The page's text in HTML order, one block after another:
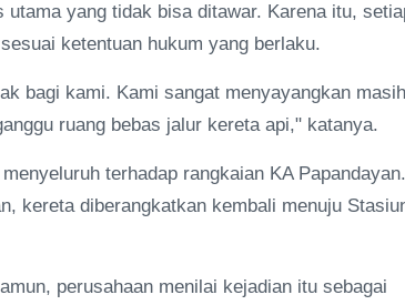
yang tidak bisa ditawar. Karena itu,
ketentuan hukum yang berlaku.
bagi kami. Kami sangat menyayangkan masih
ruang bebas jalur kereta api," katanya.
terhadap rangkaian KA Papandayan.
kereta diberangkatkan kembali menuju
perusahaan menilai kejadian itu sebagai